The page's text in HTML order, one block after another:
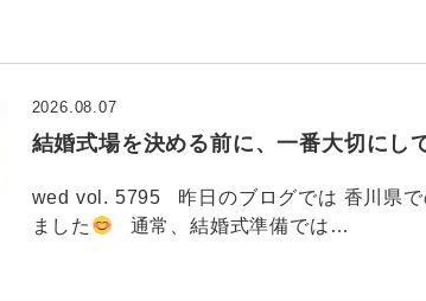
結婚式場を決める前に、一番大切にし
2026.08.07
wed vol. 5795 昨日のブログでは 香川県で
ました
通常、結婚式準備では…